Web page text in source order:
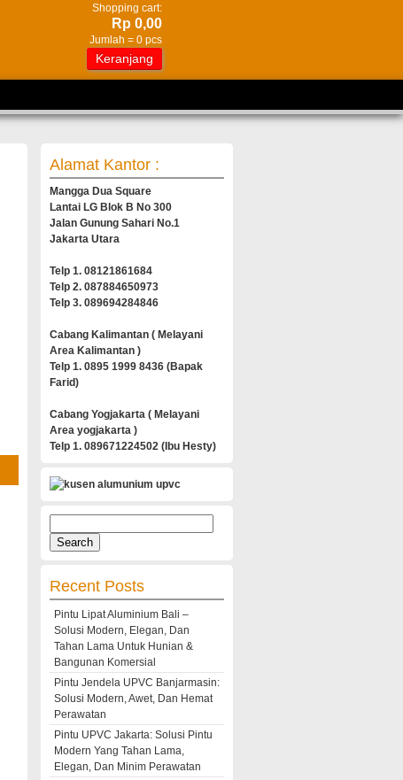
Shopping cart:
Rp 0,00
Jumlah = 0 pcs
Keranjang
Alamat Kantor :
Mangga Dua Square
Lantai LG Blok B No 300
Jalan Gunung Sahari No.1
Jakarta Utara
Telp 1. 08121861684
Telp 2. 087884650973
Telp 3. 089694284846
Cabang Kalimantan ( Melayani
Area Kalimantan )
Telp 1. 0895 1999 8436 (Bapak
Farid)
Cabang Yogjakarta ( Melayani
Area yogjakarta )
Telp 1. 089671224502 (Ibu Hesty)
for:
Recent Posts
Pintu Lipat Aluminium Bali –
Solusi Modern, Elegan, Dan
Tahan Lama Untuk Hunian &
Bangunan Komersial
Pintu Jendela UPVC Banjarmasin:
Solusi Modern, Awet, Dan Hemat
Perawatan
Pintu UPVC Jakarta: Solusi Pintu
Modern Yang Tahan Lama,
Elegan, Dan Minim Perawatan